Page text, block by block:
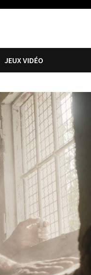
JEUX VIDÉO